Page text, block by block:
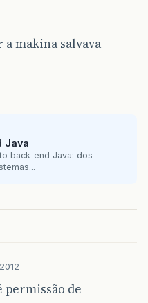
a makina salvava
Java
back-end Java: dos
permissão de